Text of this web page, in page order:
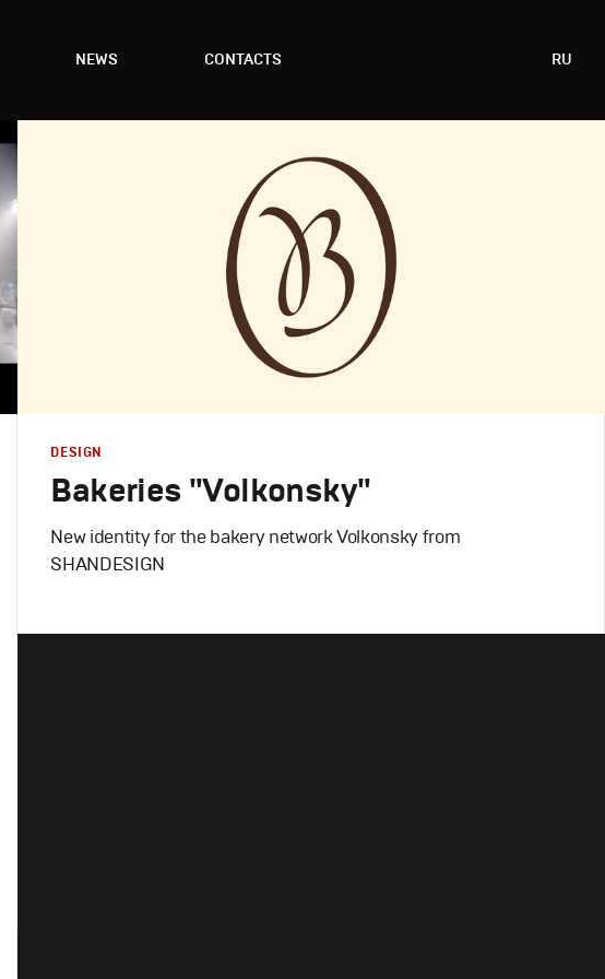
NEWS CONTACTS RU
Bakeries "Volkonsky"
New identity for the bakery network Volkonsky from
SHANDESIGN
DESIGN